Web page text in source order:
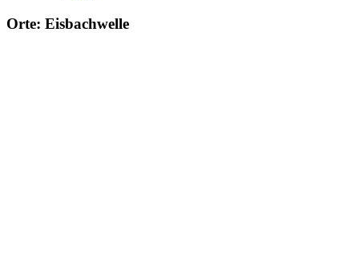
Orte: Eisbachwelle